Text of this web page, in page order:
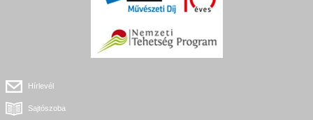
Hírlevél
Sajtószoba